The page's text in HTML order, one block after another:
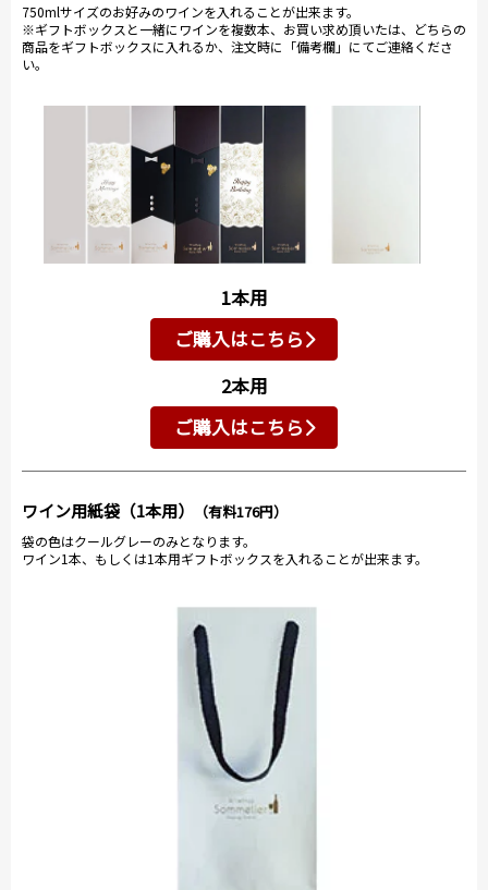
750mlサイズのお好みのワインを入れることが出来ます。
※ギフトボックスと一緒にワインを複数本、お買い求め頂いたは、どちらの
商品をギフトボックスに入れるか、注文時に「備考欄」にてご連絡くださ
い。
1本用
ご購入はこちら
2本用
ご購入はこちら
ワイン用紙袋（1本用） （有料176円）
袋の色はクールグレーのみとなります。
ワイン1本、もしくは1本用ギフトボックスを入れることが出来ます。